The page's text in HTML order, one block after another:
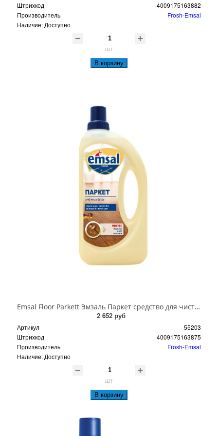
Штрихкод
4009175163882
Производитель
Frosh-Emsal
Наличие: Доступно
шт
В корзину
Emsal Floor Parkett Эмзаль Паркет средство для чистки без разводов и защиты швов 1 л
2 652 руб
Артикул
55203
Штрихкод
4009175163875
Производитель
Frosh-Emsal
Наличие: Доступно
шт
В корзину